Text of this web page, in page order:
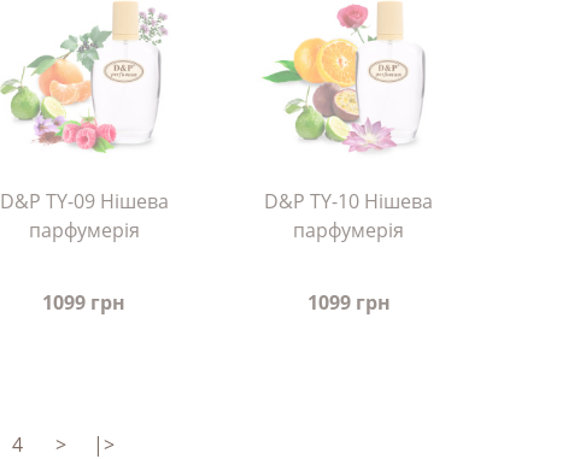
D&P TY-09 Нішева
парфумерія
1099 грн
D&P TY-10 Нішева
парфумерія
1099 грн
4 > |>